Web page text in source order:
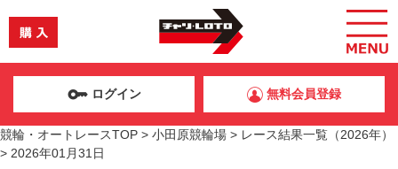
ログイン 無料会員登録
競輪・オートレースTOP > 小田原競輪場 > レース結果一覧（2026年）
> 2026年01月31日